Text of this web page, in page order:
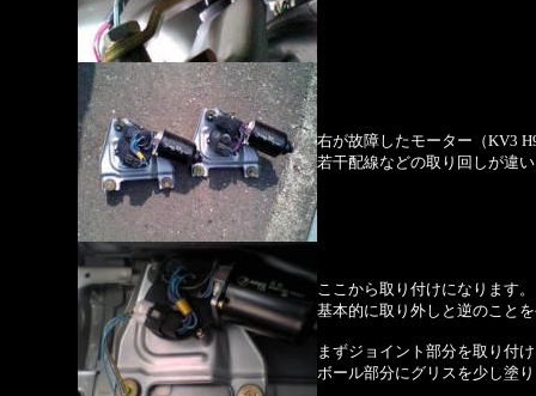
右が故障したモーター（KV3
若干配線などの取り回しが違
ここから取り付けになります。
基本的に取り外しと逆のこと
まずジョイント部分を取り付
ボール部分にグリスを少し塗